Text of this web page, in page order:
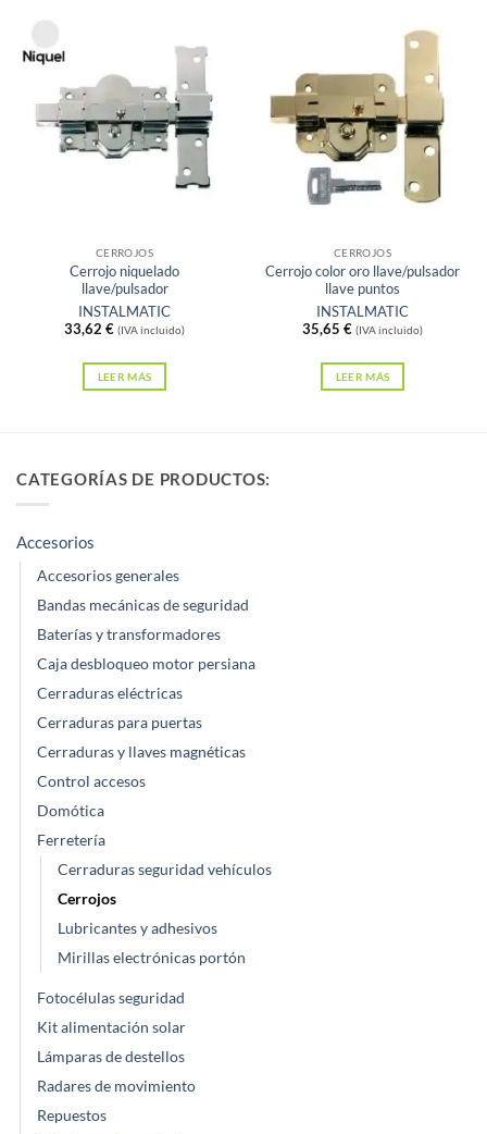
múltiples
Las
opciones
se
pueden
la
página
de
producto
CERROJOS
Cerrojo niquelado
llave/pulsador
INSTALMATIC
33,62 € (IVA incluido)
LEER MÁS
CERROJOS
Cerrojo color oro llave/pulsador
llave puntos
INSTALMATIC
35,65 € (IVA incluido)
LEER MÁS
CATEGORÍAS DE PRODUCTOS:
Accesorios
Accesorios generales
Bandas mecánicas de seguridad
Baterías y transformadores
Caja desbloqueo motor persiana
Cerraduras eléctricas
Cerraduras para puertas
Cerraduras y llaves magnéticas
Control accesos
Domótica
Ferretería
Cerraduras seguridad vehículos
Cerrojos
Lubricantes y adhesivos
Mirillas electrónicas portón
Fotocélulas seguridad
Kit alimentación solar
Lámparas de destellos
Radares de movimiento
Repuestos